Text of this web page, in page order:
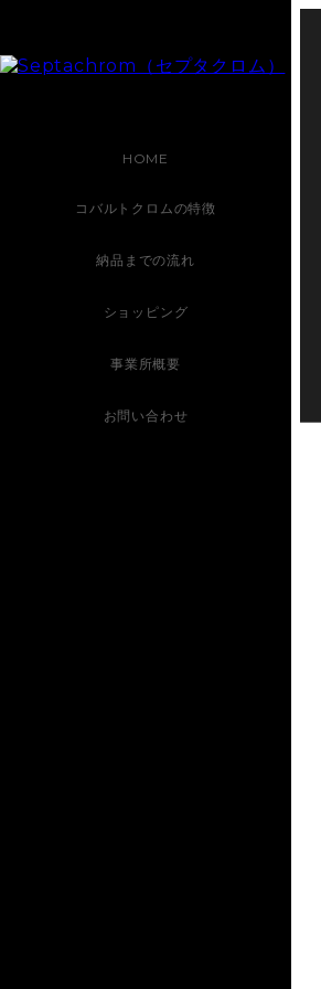
HOME
コバルトクロムの特徴
納品までの流れ
ショッピング
事業所概要
お問い合わせ